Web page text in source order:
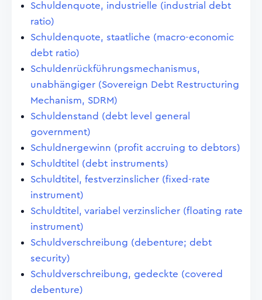
Schuldenquote, industrielle (industrial debt
ratio)
Schuldenquote, staatliche (macro-economic
debt ratio)
Schuldenrückführungsmechanismus,
unabhängiger (Sovereign Debt Restructuring
Mechanism, SDRM)
Schuldenstand (debt level general
government)
Schuldnergewinn (profit accruing to debtors)
Schuldtitel (debt instruments)
Schuldtitel, festverzinslicher (fixed-rate
instrument)
Schuldtitel, variabel verzinslicher (floating rate
instrument)
Schuldverschreibung (debenture; debt
security)
Schuldverschreibung, gedeckte (covered
debenture)